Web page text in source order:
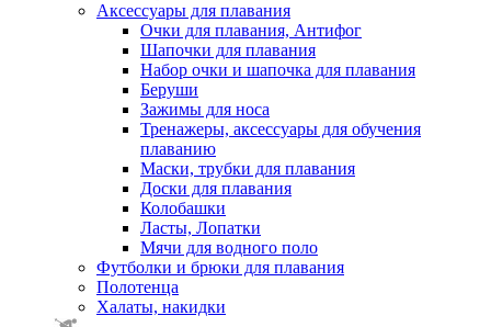
Аксессуары для плавания
Очки для плавания, Антифог
Шапочки для плавания
Набор очки и шапочка для плавания
Беруши
Зажимы для носа
Тренажеры, аксессуары для обучения
плаванию
Маски, трубки для плавания
Доски для плавания
Колобашки
Ласты, Лопатки
Мячи для водного поло
Футболки и брюки для плавания
Полотенца
Халаты, накидки